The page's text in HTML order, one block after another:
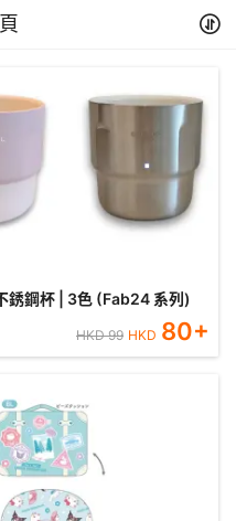
銹鋼杯 | 3色 (Fab24 系列)
HKD99 HKD 80+